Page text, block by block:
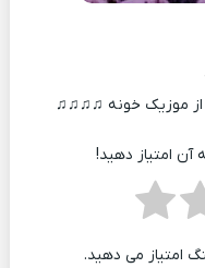
موزیک خونه ♫♫♫♫
آن امتیاز دهید!
امتیاز می دهید.